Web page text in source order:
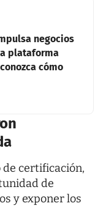
negocios
plataforma
cómo
de certificación,
de
y exponer los